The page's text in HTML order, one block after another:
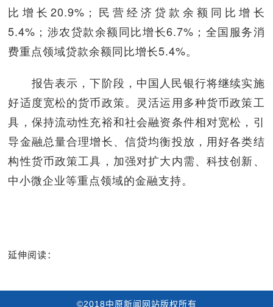
比增长20.9%；民营经济贷款余额同比增长
5.4%；涉农贷款余额同比增长6.7%；全国服务消
费重点领域贷款余额同比增长5.4%。
报告表示，下阶段，中国人民银行将继续实施
好适度宽松的货币政策。灵活运用多种货币政策工
具，保持流动性充裕和社会融资条件相对宽松，引
导金融总量合理增长、信贷均衡投放，用好各类结
构性货币政策工具，加强对扩大内需、科技创新、
中小微企业等重点领域的金融支持。
延伸阅读：
©2018中原新闻网站版权所有